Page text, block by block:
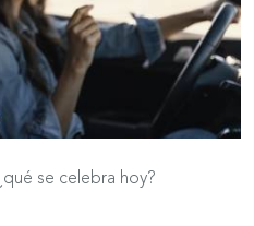
se celebra hoy?